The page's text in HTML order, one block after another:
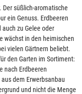
Der süßlich-aromatische
ein Genuss. Erdbeeren
zu Gelee oder
wächst in den heimischen
vielen Gärtnern beliebt.
den Garten im Sortiment:
nach Erdbeeren
dem Erwerbsanbau
und nicht die Menge